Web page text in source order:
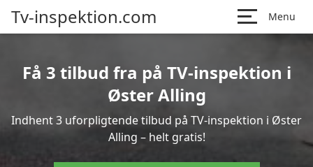
Tv-inspektion.com Menu
Få 3 tilbud fra på TV-inspektion i
Øster Alling
Indhent 3 uforpligtende tilbud på TV-inspektion i Øster
Alling – helt gratis!